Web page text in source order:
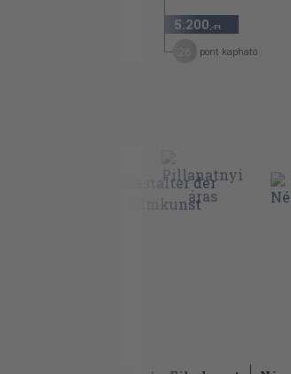
5.200 ,-Ft
pont kapható